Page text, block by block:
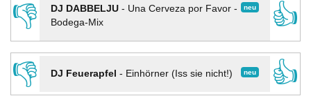
👎
neu
DJ DABBELJU- Una Cerveza por Favor -
Bodega-Mix
👍
👎
neu
DJ Feuerapfel - Einhörner (Iss sie nicht!)
👍